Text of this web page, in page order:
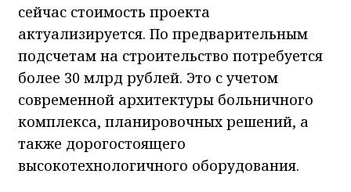
сейчас стоимость проекта
актуализируется. По предварительным
подсчетам на строительство потребуется
более 30 млрд рублей. Это с учетом
современной архитектуры больничного
комплекса, планировочных решений, а
также дорогостоящего
высокотехнологичного оборудования.